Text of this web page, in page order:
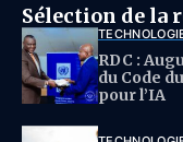
Sélection de la
RDC :
du Code
pour l’IA